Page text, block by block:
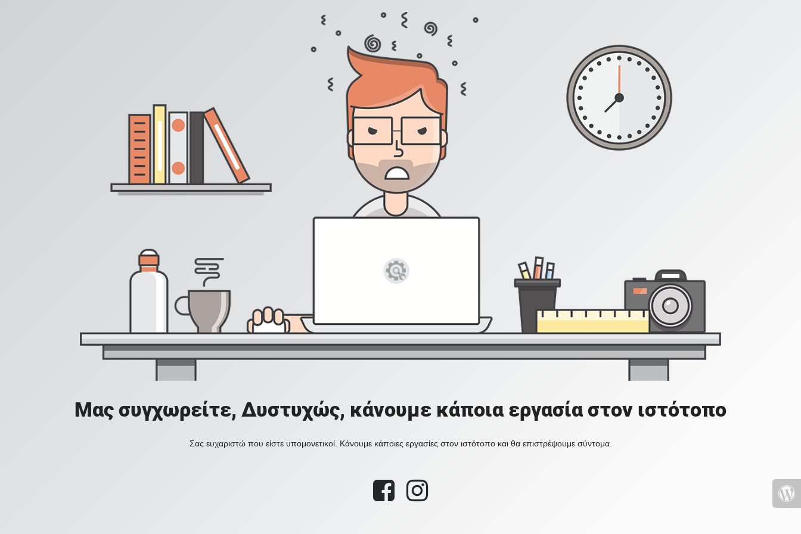
Μας συγχωρείτε, Δυστυχώς, κάνουμε κάποια εργασία στον ιστότοπο
Σας ευχαριστώ που είστε υπομονετικοί. Κάνουμε κάποιες εργασίες στον ιστότοπο και θα επιστρέψουμε σύντομα.